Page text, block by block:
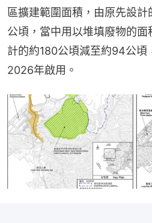
區擴建範圍面積，由原先設
公頃，當中用以堆填廢物的
計的約180公頃減至約94公頃
2026年啟用。